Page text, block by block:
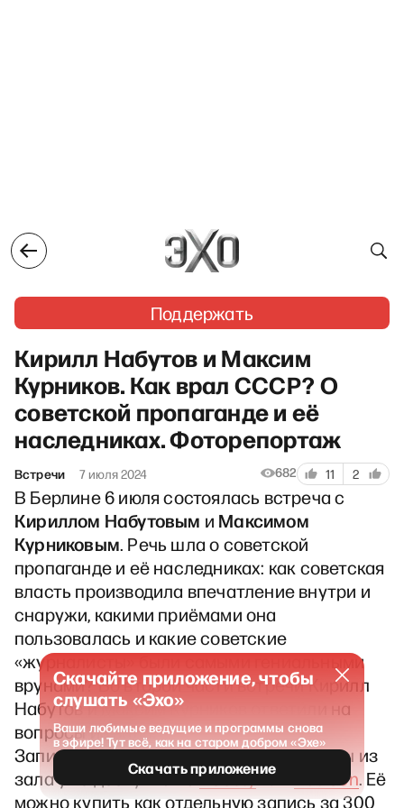
Поддержать
Кирилл Набутов и Максим
Курников. Как врал СССР? О
советской пропаганде и её
наследниках. Фоторепортаж
Встречи 7 июля 2024 682 11 2
В Берлине 6 июля состоялась встреча с
Кириллом Набутовым и Максимом
Курниковым. Речь шла о советской
пропаганде и её наследниках: как советская
власть производила впечатление внутри и
снаружи, какими приёмами она
пользовалась и какие советские
«журналисты» были самыми гениальными
врунами? Во второй части встречи Кирилл
Набутов и Максим Курников ответили на
вопросы из зала.
Запись встречи — с ответами на вопросы из
зала уже доступна наBoostyили Patreon. Её
можно купить как отдельную запись за 300
Скачайте приложение, чтобы
слушать «Эхо»
Ваши любимые ведущие и программы снова
в эфире! Тут всё, как на старом добром «Эхе»
Скачать приложение